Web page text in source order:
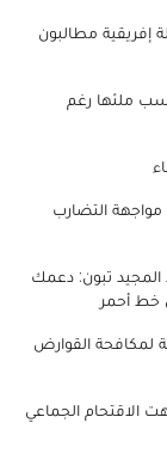
للولايات المتحدة: مواطنو 30 دولة إفريقية مطالبون
ملئها رغم
التضارب
المجيد تبون: دعمك
خط أحمر
لمكافحة القوارض
الاقتحام الجماعي